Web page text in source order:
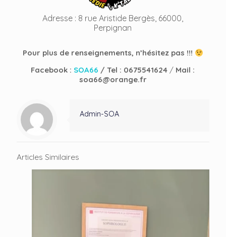
Adresse : 8 rue Aristide Bergès, 66000,
Perpignan
Pour plus de renseignements, n’hésitez pas !!!
Facebook : SOA66 / Tel : 0675541624 / Mail :
soa66@orange.fr
Admin-SOA
Articles Similaires